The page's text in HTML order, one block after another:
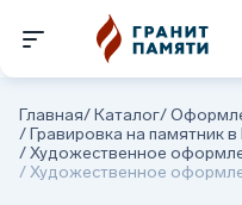
Главная/Каталог/
/Гравировка на памятник в
/Художественное
/Художественное